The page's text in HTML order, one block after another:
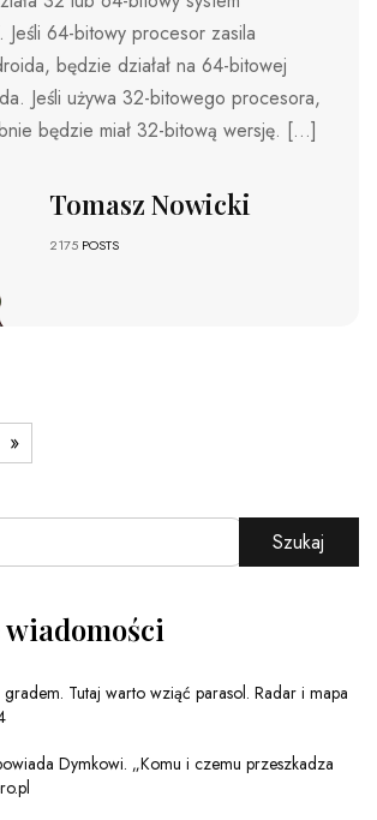
Jeśli 64-bitowy procesor zasila
będzie działał na 64-bitowej
Jeśli używa 32-bitowego procesora,
będzie miał 32-bitową wersję. […]
Tomasz Nowicki
2175 POSTS
»
Szukaj
Tutaj warto wziąć parasol. Radar i mapa
Dymkowi. „Komu i czemu przeszkadza